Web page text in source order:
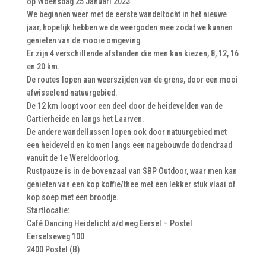
We beginnen weer met de eerste wandeltocht in het nieuwe
jaar, hopelijk hebben we de weergoden mee zodat we kunnen
genieten van de mooie omgeving.
Er zijn 4 verschillende afstanden die men kan kiezen, 8, 12, 16
en 20 km.
De routes lopen aan weerszijden van de grens, door een mooi
afwisselend natuurgebied.
De 12 km loopt voor een deel door de heidevelden van de
Cartierheide en langs het Laarven.
De andere wandellussen lopen ook door natuurgebied met
een heideveld en komen langs een nagebouwde dodendraad
vanuit de 1e Wereldoorlog.
Rustpauze is in de bovenzaal van SBP Outdoor, waar men kan
genieten van een kop koffie/thee met een lekker stuk vlaai of
kop soep met een broodje.
Startlocatie:
Café Dancing Heidelicht a/d weg Eersel – Postel
Eerselseweg 100
2400 Postel (B)